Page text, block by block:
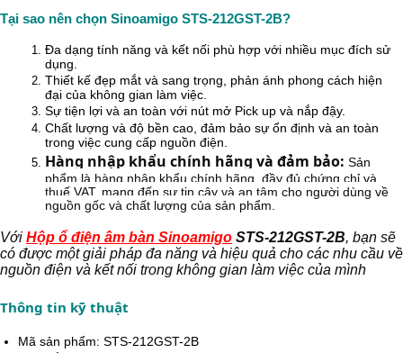
Tại sao nên chọn Sinoamigo STS-212GST-2B?
Đa dạng tính năng và kết nối phù hợp với nhiều mục đích sử
dụng.
Thiết kế đẹp mắt và sang trọng, phản ánh phong cách hiện
đại của không gian làm việc.
Sự tiện lợi và an toàn với nút mở Pick up và nắp đậy.
Chất lượng và độ bền cao, đảm bảo sự ổn định và an toàn
trong việc cung cấp nguồn điện.
Hàng nhập khẩu chính hãng và đảm bảo: Sản
phẩm là hàng nhập khẩu chính hãng, đầy đủ chứng chỉ và
thuế VAT, mang đến sự tin cậy và an tâm cho người dùng về
nguồn gốc và chất lượng của sản phẩm.
Với Hộp ổ điện âm bàn Sinoamigo STS-212GST-2B, bạn sẽ
có được một giải pháp đa năng và hiệu quả cho các nhu cầu về
nguồn điện và kết nối trong không gian làm việc của mình
Thông tin kỹ thuật
Mã sản phẩm: STS-212GST-2B